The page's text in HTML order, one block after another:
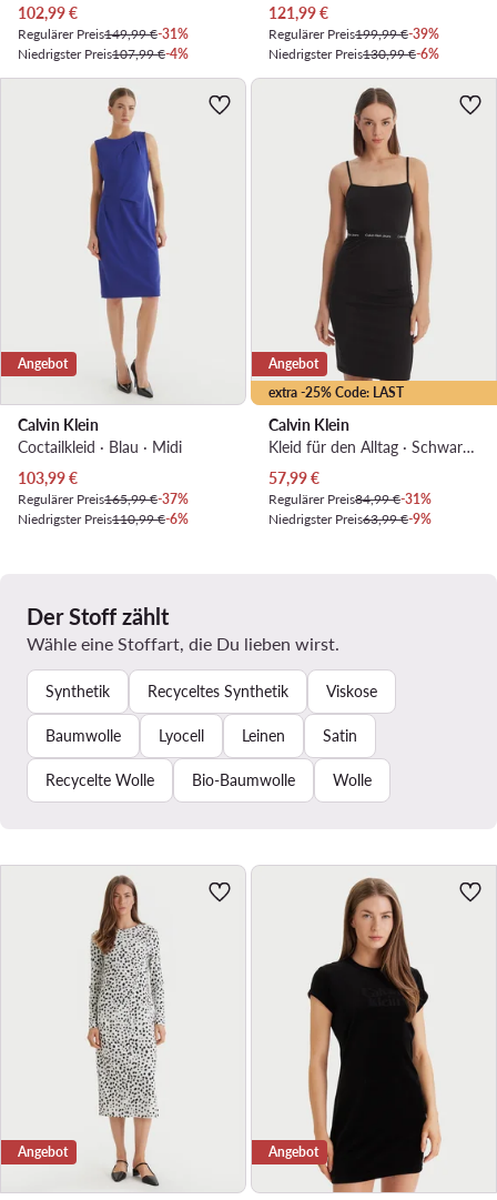
Aktueller Preis
102,99€
Regulärer Preis149,99 €-31%
Niedrigster Preis107,99 €-4%
Aktueller Preis
121,99€
Regulärer Preis199,99 €-39%
Niedrigster Preis130,99 €-6%
Angebot
Calvin Klein
Coctailkleid · Blau · Midi
Aktueller Preis
103,99€
Regulärer Preis165,99 €-37%
Niedrigster Preis110,99 €-6%
extra -25% Code: LAST
Angebot
Calvin Klein
Kleid für den Alltag · Schwarz · Midi
Aktueller Preis
57,99€
Regulärer Preis84,99 €-31%
Niedrigster Preis63,99 €-9%
Der Stoff zählt
Wähle eine Stoffart, die Du lieben wirst.
Synthetik Recyceltes Synthetik Viskose
Baumwolle Lyocell Leinen Satin
Recycelte Wolle Bio-Baumwolle Wolle
Angebot Angebot